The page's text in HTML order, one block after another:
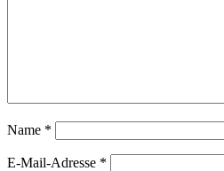
Name *
E-Mail-Adresse *